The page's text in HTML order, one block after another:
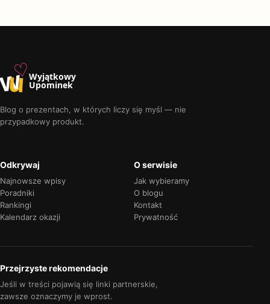
u♡Wyjątkowy
Upominek
Blog o prezentach, w których liczy się myśl — nie
przypadkowy produkt.
Odkrywaj
Najnowsze wpisy
Poradniki
Rankingi
Kalendarz okazji
O serwisie
Jak wybieramy
O blogu
Kontakt
Prywatność
Przejrzyste rekomendacje
Jeśli w treści pojawią się linki partnerskie,
zawsze oznaczymy je wprost.